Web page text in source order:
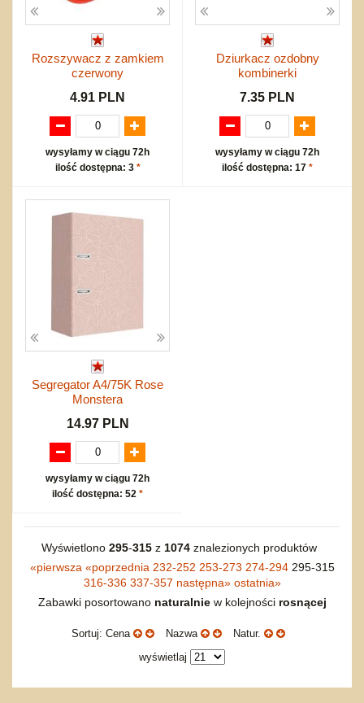
Rozszywacz z zamkiem
czerwony
4.91 PLN
wysyłamy w ciągu 72h
ilość dostępna: 3 *
Dziurkacz ozdobny
kombinerki
7.35 PLN
wysyłamy w ciągu 72h
ilość dostępna: 17 *
Segregator A4/75K Rose
Monstera
14.97 PLN
wysyłamy w ciągu 72h
ilość dostępna: 52 *
Wyświetlono 295-315z 1074znalezionych produktów
«pierwsza «poprzednia 232-252 253-273 274-294 295-315
316-336 337-357 następna» ostatnia»
Zabawki posortowano naturalniew kolejności rosnącej
Sortuj: Cena Nazwa
Natur.
wyświetlaj